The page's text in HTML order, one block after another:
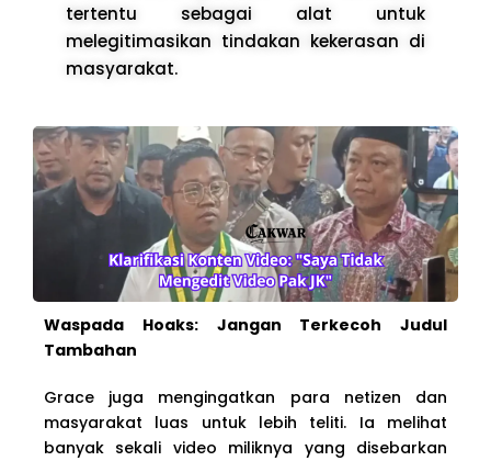
tertentu sebagai alat untuk
melegitimasikan tindakan kekerasan di
masyarakat.
Waspada Hoaks: Jangan Terkecoh Judul
Tambahan
Grace juga mengingatkan para netizen dan
masyarakat luas untuk lebih teliti. Ia melihat
banyak sekali video miliknya yang disebarkan